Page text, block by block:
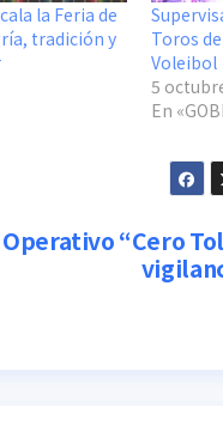
la Feria de
tradición y
Toros
Voleibol
5
En
Operativo “Cero